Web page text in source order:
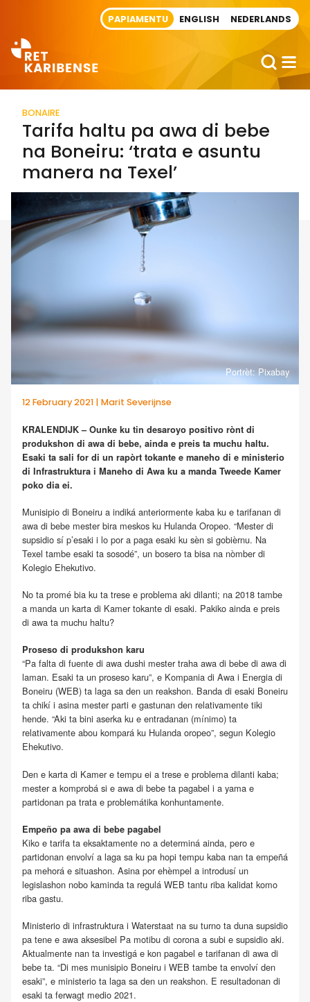
PAPIAMENTU ENGLISH NEDERLANDS
BONAIRE
Tarifa haltu pa awa di bebe
na Boneiru: ‘trata e asuntu
manera na Texel’
Portrèt: Pixabay
12 February 2021 | Marit Severijnse
KRALENDIJK – Ounke ku tin desaroyo positivo rònt di
produkshon di awa di bebe, ainda e preis ta muchu haltu.
Esaki ta sali for di un rapòrt tokante e maneho di e ministerio
di Infrastruktura i Maneho di Awa ku a manda Tweede Kamer
poko dia ei.
Munisipio di Boneiru a indiká anteriormente kaba ku e tarifanan di
awa di bebe mester bira meskos ku Hulanda Oropeo. “Mester di
supsidio sí p’esaki i lo por a paga esaki ku sèn si gobièrnu. Na
Texel tambe esaki ta sosodé”, un bosero ta bisa na nòmber di
Kolegio Ehekutivo.
No ta promé bia ku ta trese e problema aki dilanti; na 2018 tambe
a manda un karta di Kamer tokante di esaki. Pakiko ainda e preis
di awa ta muchu haltu?
Proseso di produkshon karu
“Pa falta di fuente di awa dushi mester traha awa di bebe di awa di
laman. Esaki ta un proseso karu”, e Kompania di Awa i Energia di
Boneiru (WEB) ta laga sa den un reakshon. Banda di esaki Boneiru
ta chikí i asina mester parti e gastunan den relativamente tiki
hende. “Aki ta bini aserka ku e entradanan (mínimo) ta
relativamente abou kompará ku Hulanda oropeo”, segun Kolegio
Ehekutivo.
Den e karta di Kamer e tempu ei a trese e problema dilanti kaba;
mester a komprobá si e awa di bebe ta pagabel i a yama e
partidonan pa trata e problemátika konhuntamente.
Empeño pa awa di bebe pagabel
Kiko e tarifa ta eksaktamente no a determiná ainda, pero e
partidonan envolví a laga sa ku pa hopi tempu kaba nan ta empeñá
pa mehorá e situashon. Asina por ehèmpel a introdusí un
legislashon nobo kaminda ta regulá WEB tantu riba kalidat komo
riba gastu.
Ministerio di infrastruktura i Waterstaat na su turno ta duna supsidio
pa tene e awa aksesibel Pa motibu di corona a subi e supsidio aki.
Aktualmente nan ta investigá e kon pagabel e tarifanan di awa di
bebe ta. “Di mes munisipio Boneiru i WEB tambe ta envolví den
esaki”, e ministerio ta laga sa den un reakshon. E resultadonan di
esaki ta ferwagt medio 2021.